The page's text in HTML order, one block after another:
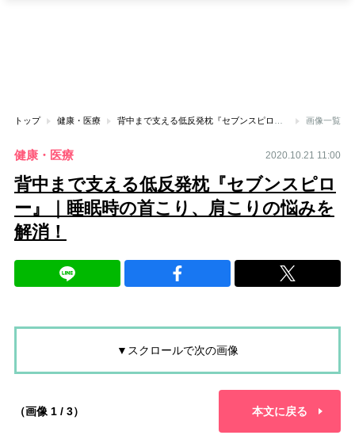
トップ 健康・医療 画像一覧
健康・医療 2020.10.21 11:00
背中まで支える低反発枕『セブンスピロ
ー』｜睡眠時の首こり、肩こりの悩みを
解消！
▼スクロールで次の画像
（画像 1 / 3） 本文に戻る